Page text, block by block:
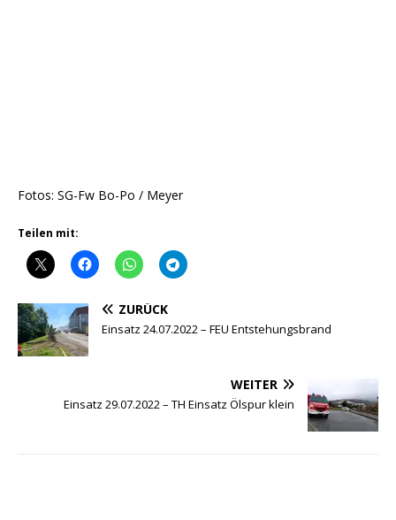
Fotos: SG-Fw Bo-Po / Meyer
Teilen mit:
ZURÜCK
Einsatz 24.07.2022 – FEU Entstehungsbrand
WEITER
Einsatz 29.07.2022 – TH Einsatz Ölspur klein